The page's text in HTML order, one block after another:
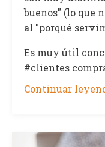
buenos" (lo que
al "porqué
Es muy útil
#clientes
Continuar